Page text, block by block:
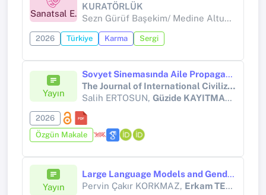
Sanatsal E.
KURATÖRLÜK
Sezn Gürüf Başekim/ Medine Altunay Ceren Aslan Aslıhan Büyük Emirhan Büyükada Dilara Çakır Salih Çelik Melih Çelikkaya Murat Çevik Şevval Çıtlak Nurcan Demir Kayra Efe Ekinci Ramazan Erdem Ilım Gündoğdu Naile kahraman Ali Eren Karatekin İbrahim Ali Kaya Demirhan Kılıç Batuhan Burhan Kibar Sümeyye Önder Bedirhan Özdemir Berkcan Özdemir Büşra Özdemir Esma Sarıkaya Yalçın Şahin Alperen Şeşen Fatmanur Topdemir Göksel Berkin Yurdacan Memet Yüceur
2026 Türkiye Karma Sergi
Yayın
Sovyet Sinemasında Aile Propagandası: Pavlik Morozov Filmi Örneği
The Journal of International Civilization Studies
Salih ERTOSUN, Güzide KAYITMAZBATIR
2026
Özgün Makale
Yayın
Large Language Models and Gender Bias: An Empirical Analysis
Pervin Çakır KORKMAZ, Erkam TEMİR